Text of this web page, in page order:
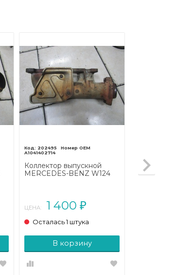
202495
A1041402714
Коллектор выпускной
MERCEDES-BENZ W124
ЦЕНА: 1 400 ₽
Осталась 1 штука
В корзину